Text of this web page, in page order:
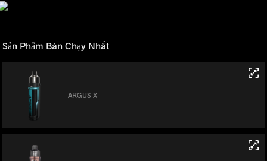
Sản Phẩm Bán Chạy Nhất
ARGUS X